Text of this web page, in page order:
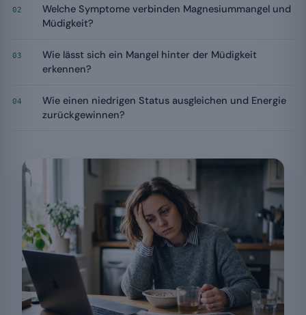
02
Welche Symptome verbinden Magnesiummangel und
Müdigkeit?
03
Wie lässt sich ein Mangel hinter der Müdigkeit
erkennen?
04
Wie einen niedrigen Status ausgleichen und Energie
zurückgewinnen?